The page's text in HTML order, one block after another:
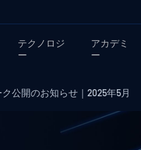
テクノロジ
ー
アカデミ
ー
公開のお知らせ｜2025年5月